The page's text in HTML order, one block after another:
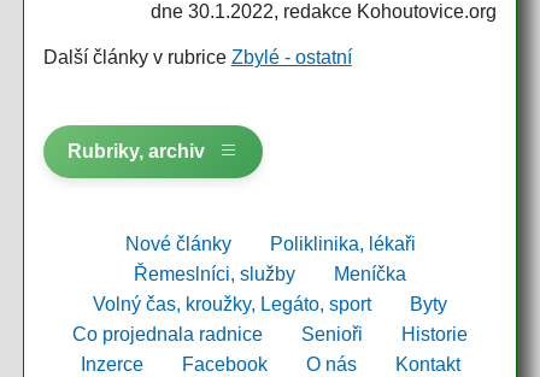
dne 30.1.2022, redakce Kohoutovice.org
Další články v rubrice Zbylé - ostatní
Rubriky, archiv
Nové články
Poliklinika, lékaři
Řemeslníci, služby
Meníčka
Volný čas, kroužky, Legáto, sport
Byty
Co projednala radnice
Senioři
Historie
Inzerce
Facebook O nás Kontakt